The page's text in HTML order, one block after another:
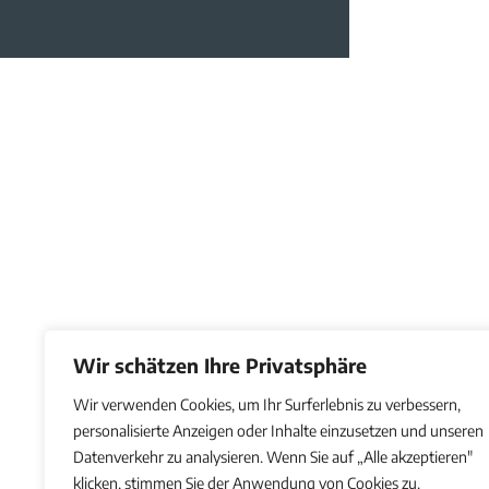
Wir schätzen Ihre Privatsphäre
Wir verwenden Cookies, um Ihr Surferlebnis zu verbessern,
personalisierte Anzeigen oder Inhalte einzusetzen und unseren
Datenverkehr zu analysieren. Wenn Sie auf „Alle akzeptieren"
klicken, stimmen Sie der Anwendung von Cookies zu.